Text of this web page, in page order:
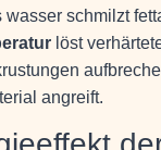
wasser schmilzt
löst
angreift.